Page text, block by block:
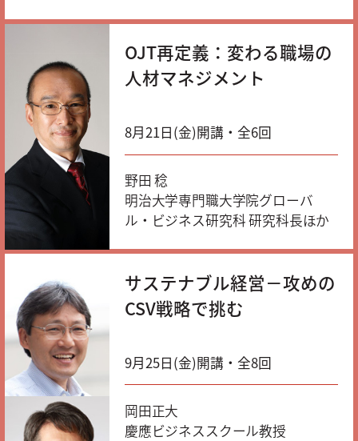
OJT再定義：変わる職場の
人材マネジメント
8月21日(金)開講・全6回
野田 稔
明治大学専門職大学院グローバ
ル・ビジネス研究科 研究科長ほか
サステナブル経営－攻めの
CSV戦略で挑む
9月25日(金)開講・全8回
岡田正大
慶應ビジネススクール教授